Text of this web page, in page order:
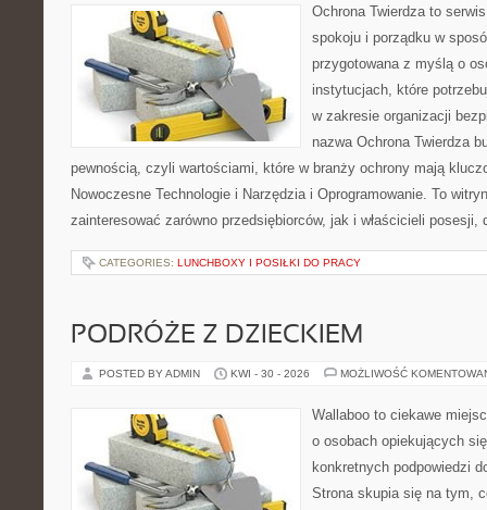
Ochrona Twierdza to
spokoju i porządku w
przygotowana z myślą o
instytucjach, które
w zakresie organizacji
nazwa Ochrona Twierdza
pewnością, czyli wartościami, które w branży ochrony mają
Nowoczesne Technologie i Narzędzia i Oprogramowanie. To
zainteresować zarówno przedsiębiorców, jak i właścicieli
CATEGORIES: LUNCHBOXY I POSIŁKI DO PRACY
PODRÓŻE Z DZIECKIEM
POSTED BY ADMIN KWI - 30 - 2026 MOŻLIWOŚĆ
Wallaboo to ciekawe
o osobach opiekujących
konkretnych podpowiedzi
Strona skupia się na tym,